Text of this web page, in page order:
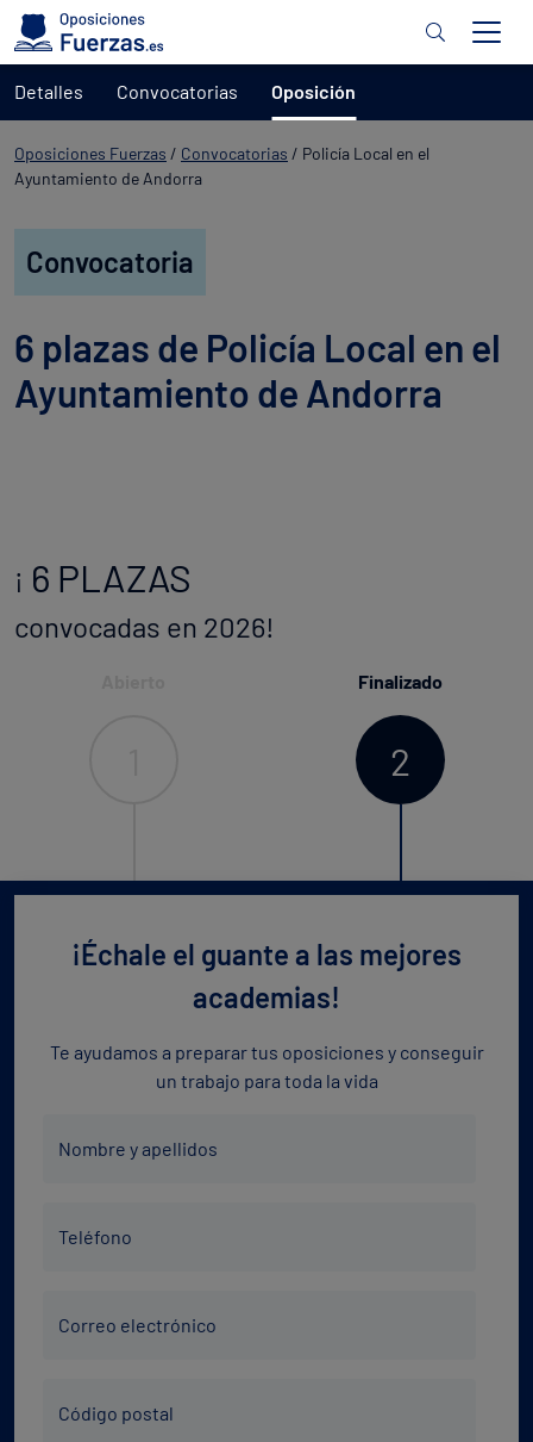
Oposiciones Fuerzas / Convocatorias / Policía Local en el
Ayuntamiento de Andorra
Convocatoria
6 plazas de Policía Local en el
Ayuntamiento de Andorra
¡ 6 PLAZAS
convocadas en 2026!
Finalizado
2
Detalles Convocatorias Oposición
¡Échale el guante a las mejores
academias!
Te ayudamos a preparar tus oposiciones y conseguir
un trabajo para toda la vida
Nombre y apellidos
Teléfono
electrónico
Correo electrónico
Postal
Código postal